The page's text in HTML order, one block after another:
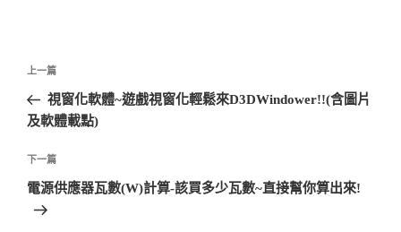
文
導
上
一
篇
章
上一篇
視窗化軟體~遊戲視窗化輕鬆來D3DWindower!!(含圖片
及軟體載點)
下
一
下一篇
電源供應器瓦數(W)計算-該買多少瓦數~直接幫你算出來!